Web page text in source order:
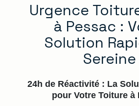
Urgence
à Pessac :
Solution
Sereine
24h de Réactivité : La
pour Votre Toiture à